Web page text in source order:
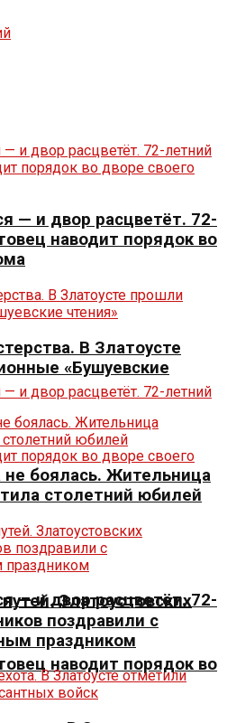
— и двор расцветёт. 72-
наводит порядок во
— и двор расцветёт. 72-
наводит порядок во
В Златоусте
«Бушуевские
не боялась. Жительница
столетний юбилей
Златоустовских
поздравили с
праздником